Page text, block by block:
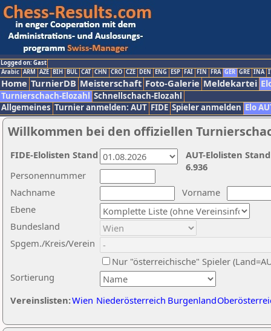
Logged on: Gast
Arabic ARM AZE BIH BUL CAT CHN CRO CZE DEN ENG ESP FAI FIN FRA GER GRE INA
Home TurnierDB Meisterschaft Foto-Galerie Meldekartei
Turnierschach-Elozahl Schnellschach-Elozahl
Allgemeines Turnier anmelden: AUT FIDE Spieler anmelden Elo
Willkommen bei den offiziellen
Nachname
Vorname
Ebene
Sortierung
Personennummer
Bundesland
Spgem./Kreis/Verein
Nur "österreichische" Spieler
Vereinslisten:Wien Niederösterreich Burgenland
AUT-Elolisten
6.936
FIDE-Elolisten Stand